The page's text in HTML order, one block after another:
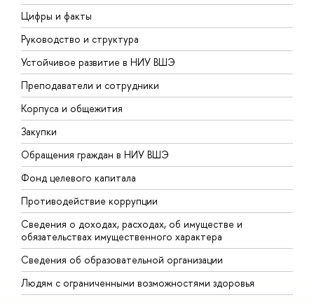
Цифры и факты
Руководство и структура
Устойчивое развитие в НИУ ВШЭ
Преподаватели и сотрудники
Корпуса и общежития
Закупки
Обращения граждан в НИУ ВШЭ
Фонд целевого капитала
Противодействие коррупции
Сведения о доходах, расходах, об имуществе и
обязательствах имущественного характера
Сведения об образовательной организации
Людям с ограниченными возможностями здоровья